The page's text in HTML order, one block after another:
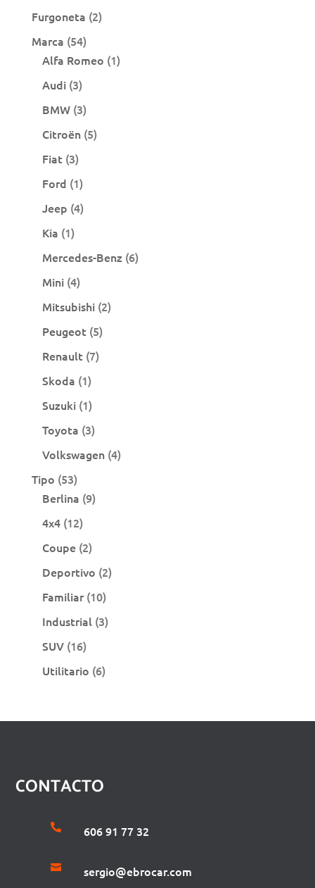
productos
Furgoneta 22
Marca 5454
productos
Alfa Romeo 11
Audi 33
productos
BMW 33
productos
Citroën 55
Fiat 33
productos
Ford 11
producto
Jeep 44
Kia 11
producto
Mercedes-Benz 66
Mini 44
productos
Mitsubishi 22
Peugeot 55
Renault 77
Skoda 11
producto
Suzuki 11
producto
Toyota 33
productos
Volkswagen 44
Tipo 5353
productos
Berlina 99
4x4 1212
productos
Coupe 22
productos
Deportivo 22
Familiar 1010
productos
Industrial 33
SUV 1616
productos
Utilitario 66
CONTACTO
 606 91 77 32
 sergio@ebrocar.com